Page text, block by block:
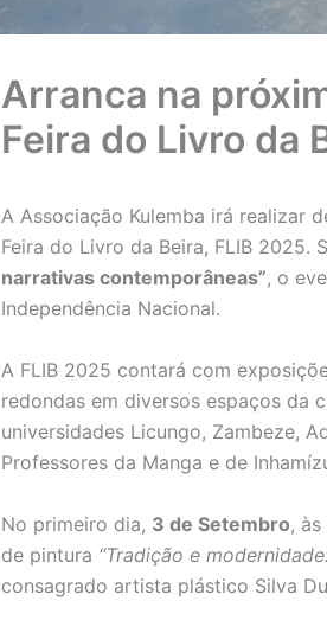
Arranca na
Feira do Livro da
A Associação Kulemba irá realizar
Feira do Livro da Beira, FLIB 2025.
narrativas contemporâneas”, o
Independência Nacional.
A FLIB 2025 contará com
redondas em diversos espaços da
universidades Licungo, Zambeze,
Professores da Manga e de
No primeiro dia, 3 de Setembro,
de pintura “Tradição e
consagrado artista plástico Silva